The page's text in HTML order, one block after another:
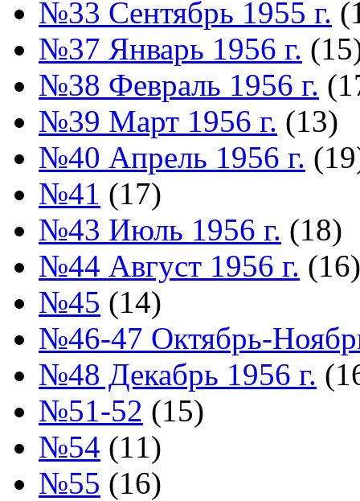
№33 Сентябрь 1955 г.
№37 Январь 1956 г.
№38 Февраль 1956 г.
№39 Март 1956 г. (13)
№40 Апрель 1956 г.
№41 (17)
№43 Июль 1956 г. (18)
№44 Август 1956 г. (16)
№45 (14)
№46-47 Октябрь-
№48 Декабрь 1956 г.
№51-52 (15)
№54 (11)
№55 (16)